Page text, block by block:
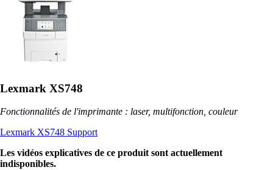
Lexmark XS748
Fonctionnalités de l'imprimante : laser, multifonction, couleur
Lexmark XS748 Support
Les vidéos explicatives de ce produit sont actuellement
indisponibles.